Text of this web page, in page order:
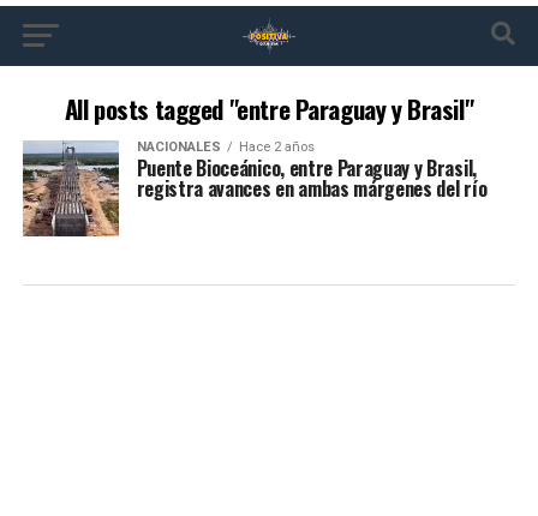
All posts tagged "entre Paraguay y Brasil"
NACIONALES Hace 2 años
Puente Bioceánico, entre Paraguay y Brasil,
registra avances en ambas márgenes del río